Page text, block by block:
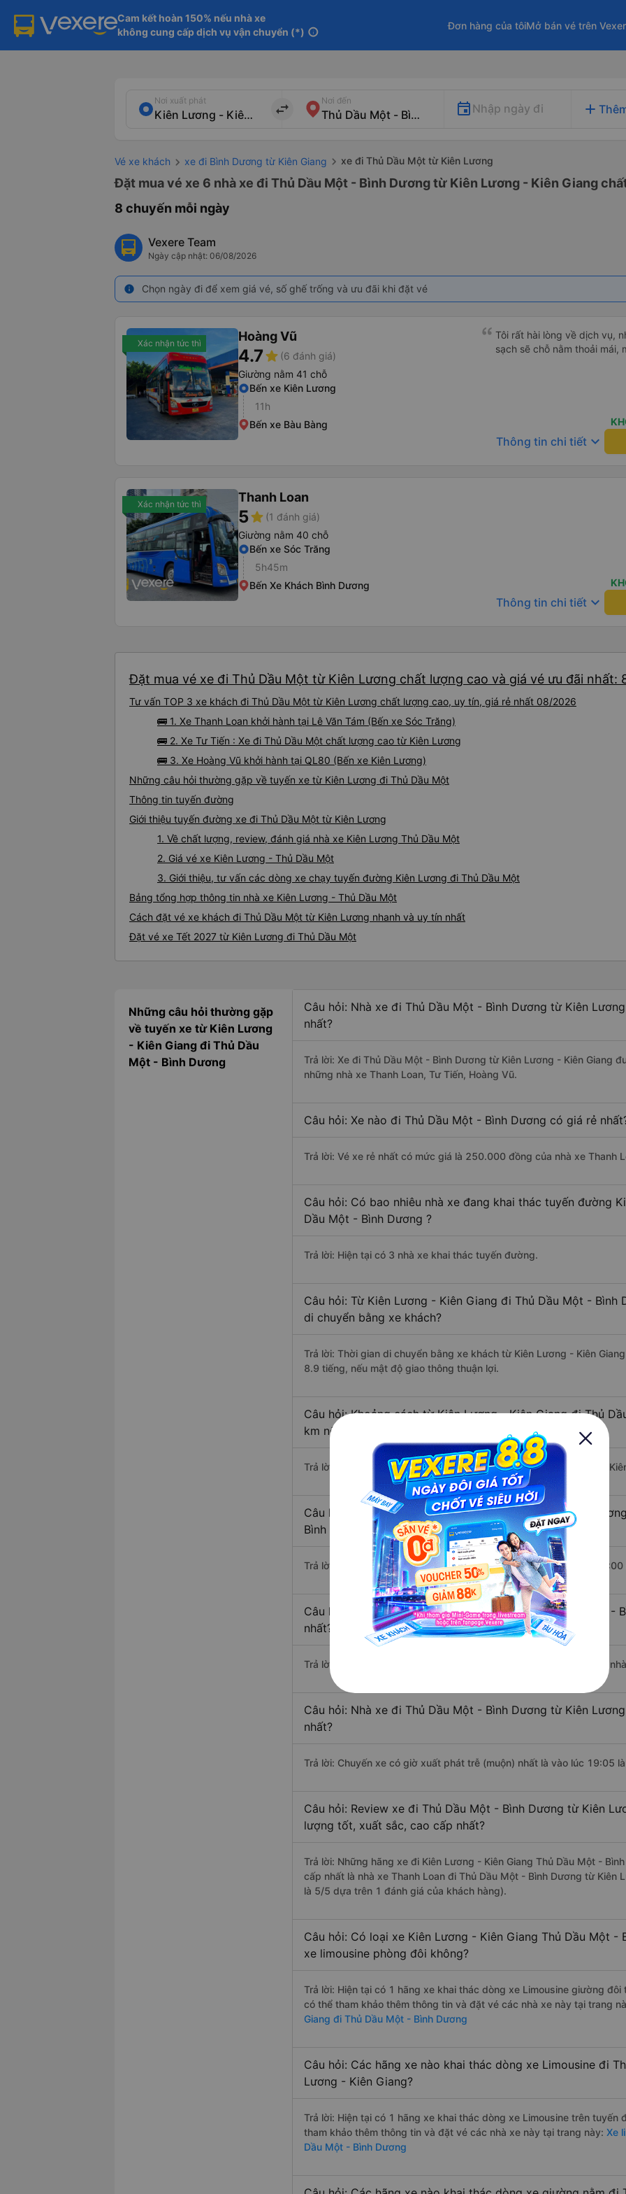
Cam kết hoàn 150% nếu nhà xe
không cung cấp dịch vụ vận chuyển (*) info
Đơn hàng của tôiMở bán vé trên
Nơi xuất phát
import_export
Nơi đến
Nhập ngày đi add
Vé xe khách xe đi Bình Dương từ Kiên Giang xe đi Thủ Dầu Một từ Kiên Lương
Đặt mua vé xe 6 nhà xe đi Thủ Dầu Một - Bình Dương từ Kiên Lương - Kiên Giang
8 chuyến mỗi ngày
Vexere Team
Ngày cập nhật: 06/08/2026
info Chọn ngày đi để xem giá vé, số ghế trống và ưu đãi khi đặt vé
Xác nhận tức thì Hoàng Vũ
4.7star (6 đánh giá)
Giường nằm 41 chỗ
Bến xe Kiên Lương
11h
Bến xe Bàu Bàng
Tôi rất hài lòng về dịch vụ,
sạch sẽ chỗ nằm thoải mái,
Thông tin chi tiết keyboard_arrow_down
Xác nhận tức thì Thanh Loan
5star (1 đánh giá)
Giường nằm 40 chỗ
Bến xe Sóc Trăng
5h45m
Bến Xe Khách Bình Dương
Thông tin chi tiết keyboard_arrow_down
Đặt mua vé xe đi Thủ Dầu Một từ Kiên Lương chất lượng cao và giá vé ưu đãi nhất:
Tư vấn TOP 3 xe khách đi Thủ Dầu Một từ Kiên Lương chất lượng cao, uy tín, giá rẻ nhất 08/2026
🚌 1. Xe Thanh Loan khởi hành tại Lê Văn Tám (Bến xe Sóc Trăng)
🚌 2. Xe Tư Tiến : Xe đi Thủ Dầu Một chất lượng cao từ Kiên Lương
🚌 3. Xe Hoàng Vũ khởi hành tại QL80 (Bến xe Kiên Lương)
Những câu hỏi thường gặp về tuyến xe từ Kiên Lương đi Thủ Dầu Một
Thông tin tuyến đường
Giới thiệu tuyến đường xe đi Thủ Dầu Một từ Kiên Lương
1. Về chất lượng, review, đánh giá nhà xe Kiên Lương Thủ Dầu Một
2. Giá vé xe Kiên Lương - Thủ Dầu Một
3. Giới thiệu, tư vấn các dòng xe chạy tuyến đường Kiên Lương đi Thủ Dầu Một
Bảng tổng hợp thông tin nhà xe Kiên Lương - Thủ Dầu Một
Cách đặt vé xe khách đi Thủ Dầu Một từ Kiên Lương nhanh và uy tín nhất
Đặt vé xe Tết 2027 từ Kiên Lương đi Thủ Dầu Một
Những câu hỏi thường gặp
về tuyến xe từ Kiên Lương
- Kiên Giang đi Thủ Dầu
Một - Bình Dương
Câu hỏi: Nhà xe đi Thủ Dầu Một - Bình Dương từ Kiên
nhất?
Trả lời: Xe đi Thủ Dầu Một - Bình Dương từ Kiên Lương - Kiên Giang
những nhà xe Thanh Loan, Tư Tiến, Hoàng Vũ.
Câu hỏi: Xe nào đi Thủ Dầu Một - Bình Dương có giá rẻ
Trả lời: Vé xe rẻ nhất có mức giá là 250.000 đồng của nhà xe Thanh
Câu hỏi: Có bao nhiêu nhà xe đang khai thác tuyến đường
Dầu Một - Bình Dương ?
Trả lời: Hiện tại có 3 nhà xe khai thác tuyến đường.
Câu hỏi: Từ Kiên Lương - Kiên Giang đi Thủ Dầu Một - Bình
di chuyển bằng xe khách?
Trả lời: Thời gian di chuyển bằng xe khách từ Kiên Lương - Kiên
8.9 tiếng, nếu mật độ giao thông thuận lợi.
Câu hỏi: Khoảng cách từ Kiên Lương - Kiên Giang đi Thủ
km nếu di chuyển bằng xe khách?
Trả lời: Đoạn đường đi Thủ Dầu Một - Bình Dương từ Kiên Lương -
Câu hỏi: Mỗi ngày có bao nhiêu chuyến xe khách Kiên
Bình Dương ?
Trả lời: Trung bình mỗi ngày có khoảng 8 chuyến xe bắt đầu từ
Câu hỏi: Nhà xe đi Kiên Lương - Kiên Giang Thủ Dầu Một -
nhất?
Trả lời: Chuyến xe có giờ xuất phát sớm nhất vào lúc 11:00 là của
Câu hỏi: Nhà xe đi Thủ Dầu Một - Bình Dương từ Kiên
nhất?
Trả lời: Chuyến xe có giờ xuất phát trễ (muộn) nhất là vào lúc 19:05
Câu hỏi: Review xe đi Thủ Dầu Một - Bình Dương từ Kiên
lượng tốt, xuất sắc, cao cấp nhất?
Trả lời: Những hãng xe đi Kiên Lương - Kiên Giang Thủ Dầu Một -
cấp nhất là nhà xe Thanh Loan đi Thủ Dầu Một - Bình Dương từ Kiên
là 5/5 dựa trên 1 đánh giá của khách hàng).
Câu hỏi: Có loại xe Kiên Lương - Kiên Giang Thủ Dầu Một -
xe limousine phòng đôi không?
Trả lời: Hiện tại có 1 hãng xe khai thác dòng xe Limousine giường
có thể tham khảo thêm thông tin và đặt vé các nhà xe này tại trang
Giang đi Thủ Dầu Một - Bình Dương
Câu hỏi: Các hãng xe nào khai thác dòng xe Limousine đi
Lương - Kiên Giang?
Trả lời: Hiện tại có 1 hãng xe khai thác dòng xe Limousine trên tuyến
tham khảo thêm thông tin và đặt vé các nhà xe này tại trang này: Xe
Dầu Một - Bình Dương